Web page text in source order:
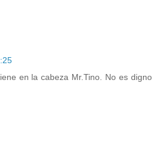
en la cabeza Mr.Tino. No es digno